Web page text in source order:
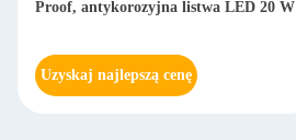
Proof, antykorozyjna listwa LED 20 W
Uzyskaj najlepszą cenę